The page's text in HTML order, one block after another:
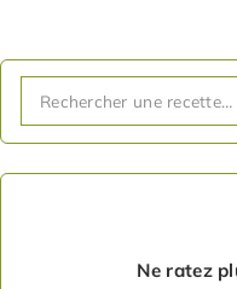
Ne ratez